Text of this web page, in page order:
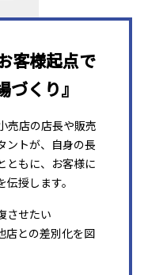
客様起点で
くり』
売店の店長や販売
ントが、自身の長
ともに、お客様に
授します。
させたい
店との差別化を図